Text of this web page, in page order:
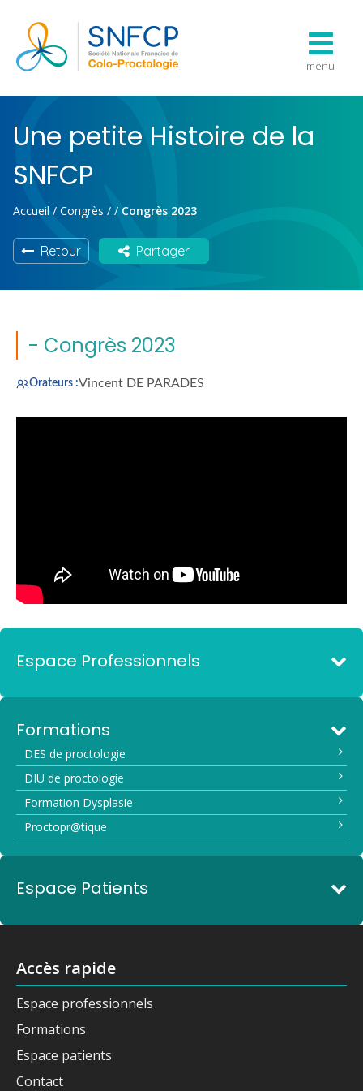
menu
Une petite Histoire de la
SNFCP
Accueil / Congrès / / Congrès 2023
Retour Partager
- Congrès 2023
Orateurs :Vincent DE PARADES
Espace Professionnels
Formations
DES de proctologie
DIU de proctologie
Formation Dysplasie
Proctopr@tique
Espace Patients
Accès rapide
Espace professionnels
Formations
Espace patients
Contact